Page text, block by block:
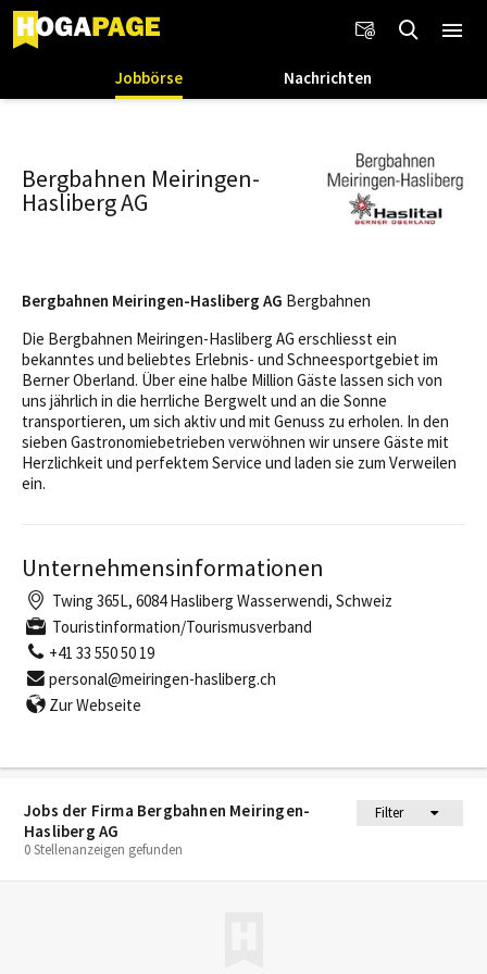
Jobbörse Nachrichten
Jobs der Firma Bergbahnen Meiringen-
Hasliberg AG
Filter
0 Stellenanzeigen gefunden
Bergbahnen Meiringen-
Hasliberg AG
Bergbahnen Meiringen-Hasliberg AG Bergbahnen
Die Bergbahnen Meiringen-Hasliberg AG erschliesst ein
bekanntes und beliebtes Erlebnis- und Schneesportgebiet im
Berner Oberland. Über eine halbe Million Gäste lassen sich von
uns jährlich in die herrliche Bergwelt und an die Sonne
transportieren, um sich aktiv und mit Genuss zu erholen. In den
sieben Gastronomiebetrieben verwöhnen wir unsere Gäste mit
Herzlichkeit und perfektem Service und laden sie zum Verweilen
ein.
Unternehmensinformationen
Twing 365L, 6084 Hasliberg Wasserwendi, Schweiz
Touristinformation/Tourismusverband
+41 33 550 50 19
personal@meiringen-hasliberg.ch
Zur Webseite